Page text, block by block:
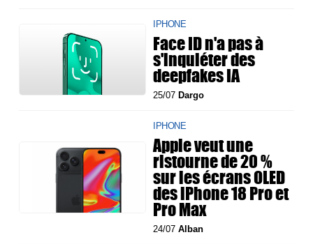
IPHONE
Face ID n'a pas à
s'inquiéter des
deepfakes IA
25/07 Dargo
IPHONE
Apple veut une
ristourne de 20 %
sur les écrans OLED
des iPhone 18 Pro et
Pro Max
24/07Alban